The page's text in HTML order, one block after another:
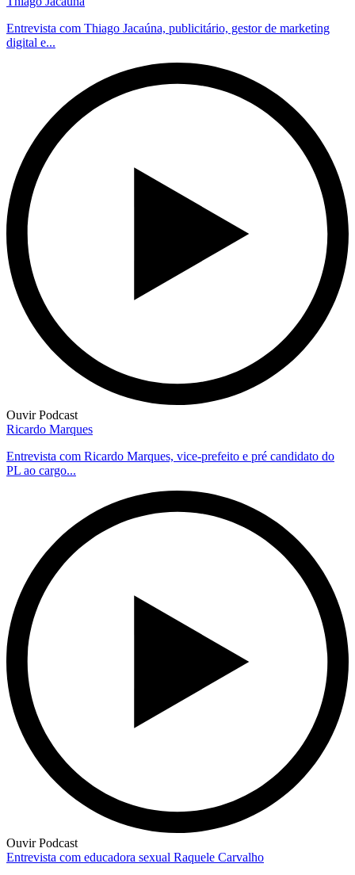
Entrevista com Thiago Jacaúna, publicitário, gestor de marketing
digital e...
Ouvir Podcast
Ricardo Marques
Entrevista com Ricardo Marques, vice-prefeito e pré candidato do
PL ao cargo...
Ouvir Podcast
Entrevista com educadora sexual Raquele Carvalho